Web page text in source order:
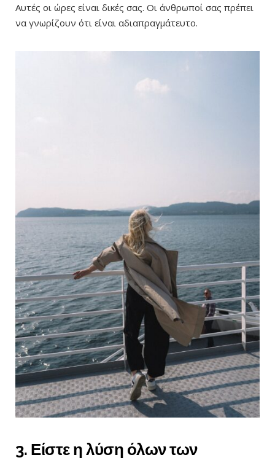
Αυτές οι ώρες είναι δικές σας. Οι άνθρωποί σας πρέπει
να γνωρίζουν ότι είναι αδιαπραγμάτευτο.
3. Είστε η λύση όλων των